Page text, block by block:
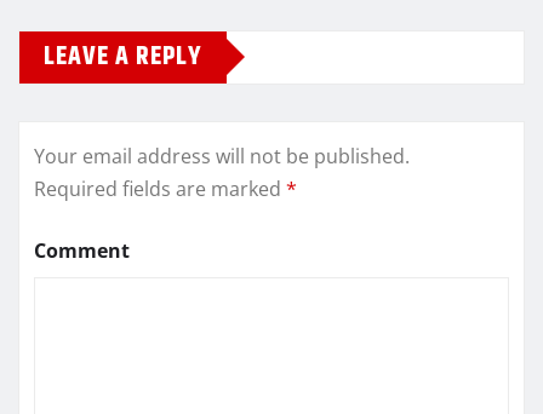
LEAVE A REPLY
Your email address will not be published.
Required fields are marked *
Comment